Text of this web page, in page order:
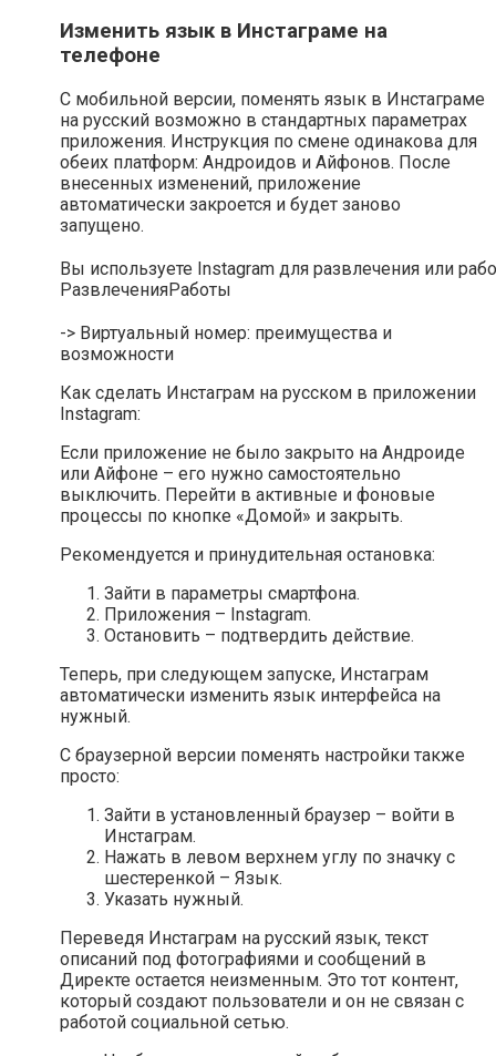
Изменить язык в Инстаграме на
телефоне
С мобильной версии, поменять язык в Инстаграме
на русский возможно в стандартных параметрах
приложения. Инструкция по смене одинакова для
обеих платформ: Андроидов и Айфонов. После
внесенных изменений, приложение
автоматически закроется и будет заново
запущено.
Вы используете Instagram для развлечения или
РазвлеченияРаботы
-> Виртуальный номер: преимущества и
возможности
Как сделать Инстаграм на русском в приложении
Instagram:
Если приложение не было закрыто на Андроиде
или Айфоне – его нужно самостоятельно
выключить. Перейти в активные и фоновые
процессы по кнопке «Домой» и закрыть.
Рекомендуется и принудительная остановка:
Зайти в параметры смартфона.
Приложения – Instagram.
Остановить – подтвердить действие.
Теперь, при следующем запуске, Инстаграм
автоматически изменить язык интерфейса на
нужный.
С браузерной версии поменять настройки также
просто:
Зайти в установленный браузер – войти в
Инстаграм.
Нажать в левом верхнем углу по значку с
шестеренкой – Язык.
Указать нужный.
Переведя Инстаграм на русский язык, текст
описаний под фотографиями и сообщений в
Директе остается неизменным. Это тот контент,
который создают пользователи и он не связан с
работой социальной сетью.